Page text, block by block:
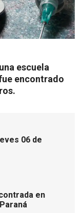
escuela
encontrado
06 de
en